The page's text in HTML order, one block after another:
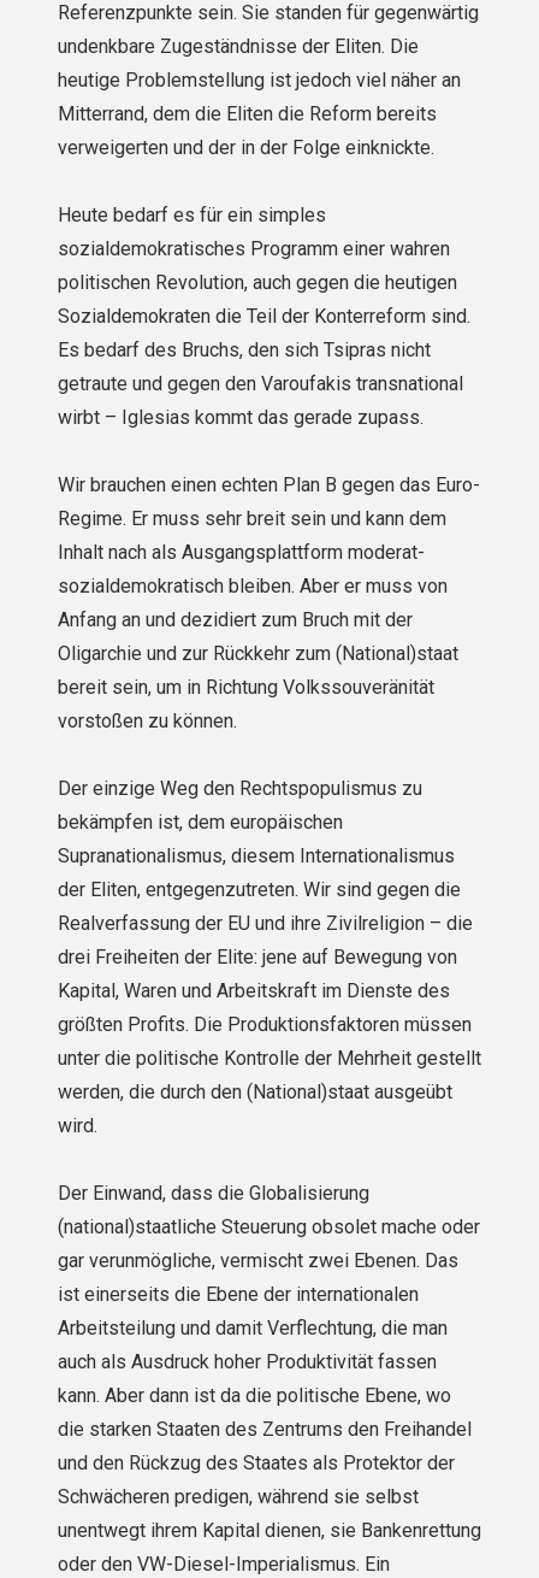
Referenzpunkte sein. Sie standen für gegenwärtig
undenkbare Zugeständnisse der Eliten. Die
heutige Problemstellung ist jedoch viel näher an
Mitterrand, dem die Eliten die Reform bereits
verweigerten und der in der Folge einknickte.
Heute bedarf es für ein simples
sozialdemokratisches Programm einer wahren
politischen Revolution, auch gegen die heutigen
Sozialdemokraten die Teil der Konterreform sind.
Es bedarf des Bruchs, den sich Tsipras nicht
getraute und gegen den Varoufakis transnational
wirbt – Iglesias kommt das gerade zupass.
Wir brauchen einen echten Plan B gegen das Euro-
Regime. Er muss sehr breit sein und kann dem
Inhalt nach als Ausgangsplattform moderat-
sozialdemokratisch bleiben. Aber er muss von
Anfang an und dezidiert zum Bruch mit der
Oligarchie und zur Rückkehr zum (National)staat
bereit sein, um in Richtung Volkssouveränität
vorstoßen zu können.
Der einzige Weg den Rechtspopulismus zu
bekämpfen ist, dem europäischen
Supranationalismus, diesem Internationalismus
der Eliten, entgegenzutreten. Wir sind gegen die
Realverfassung der EU und ihre Zivilreligion – die
drei Freiheiten der Elite: jene auf Bewegung von
Kapital, Waren und Arbeitskraft im Dienste des
größten Pro­fits. Die Produktionsfaktoren müssen
unter die politische Kontrolle der Mehrheit gestellt
werden, die durch den (National)staat ausgeübt
wird.
Der Einwand, dass die Globalisierung
(national)staatliche Steuerung obsolet mache oder
gar verunmögliche, vermischt zwei Ebenen. Das
ist einerseits die Ebene der internationalen
Arbeitsteilung und damit Verflechtung, die man
auch als Ausdruck hoher Produktivität fassen
kann. Aber dann ist da die politische Ebene, wo
die star­ken Staaten des Zentrums den Freihandel
und den Rückzug des Staates als Protektor der
Schwächeren predigen, während sie selbst
unentwegt ihrem Kapital dienen, sie Bankenrettung
oder den VW-Diesel-Imperialismus. Ein